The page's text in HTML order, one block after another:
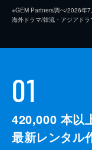
※GEM Partners調べ/2026年
海外ドラマ/韓流・アジアドラ
01
420,000 本以
最新レンタル